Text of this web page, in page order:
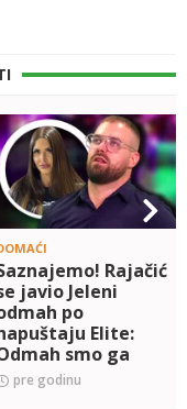
Rajačić
javio Jeleni
po
Elite:
smo ga
evo šta
nam je rekao!
pre godinu